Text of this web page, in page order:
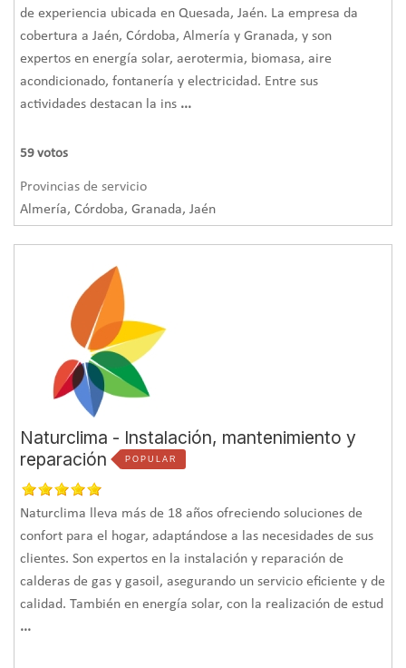
de experiencia ubicada en Quesada, Jaén. La empresa da
cobertura a Jaén, Córdoba, Almería y Granada, y son
expertos en energía solar, aerotermia, biomasa, aire
acondicionado, fontanería y electricidad. Entre sus
actividades destacan la ins ...
59 votos
Provincias de servicio
Almería, Córdoba, Granada, Jaén
Naturclima - Instalación, mantenimiento y
reparación
POPULAR
Naturclima lleva más de 18 años ofreciendo soluciones de
confort para el hogar, adaptándose a las necesidades de sus
clientes. Son expertos en la instalación y reparación de
calderas de gas y gasoil, asegurando un servicio eficiente y de
calidad. También en energía solar, con la realización de estud
...